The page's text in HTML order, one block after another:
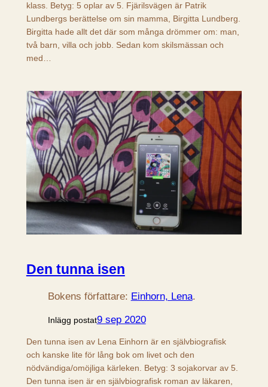
klass. Betyg: 5 oplar av 5. Fjärilsvägen är Patrik
Lundbergs berättelse om sin mamma, Birgitta Lundberg.
Birgitta hade allt det där som många drömmer om: man,
två barn, villa och jobb. Sedan kom skilsmässan och
med…
Den tunna isen
Bokens författare: Einhorn, Lena.
Inlägg postat9 sep 2020
Den tunna isen av Lena Einhorn är en självbiografisk
och kanske lite för lång bok om livet och den
nödvändiga/omöjliga kärleken. Betyg: 3 sojakorvar av 5.
Den tunna isen är en självbiografisk roman av läkaren,